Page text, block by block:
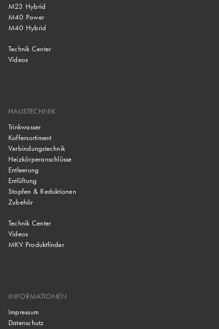
M23 Hybrid
M40 Power
M40 Hybrid
Technik Center
Videos
HAUSTECHNIK
Trinkwasser
Koffersortiment
Verbindungstechnik
Heizkörperanschlüsse
Entleerung
Entlüftung
Stopfen & Reduktionen
Zubehör
Technik Center
Videos
MKV Produktfinder
INFORMATIONEN
Impressum
Datenschutz